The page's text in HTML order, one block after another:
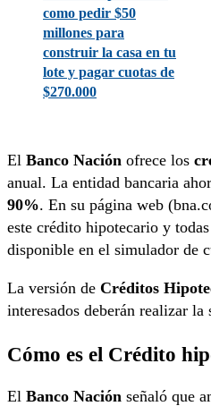
como pedir $50
millones para
construir la casa en tu
lote y pagar cuotas de
$270.000
El Banco Nación ofrece los
anual. La entidad bancaria
90%. En su página web
este crédito hipotecario y
disponible en el simulador de
La versión de Créditos
interesados deberán realizar
Cómo es el Crédito
El Banco Nación señaló que